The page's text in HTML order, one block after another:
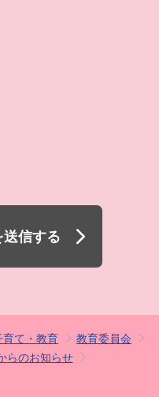
信する
育て・教育
教育委員会
らのお知らせ